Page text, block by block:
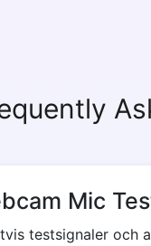
Mic
testsignaler och